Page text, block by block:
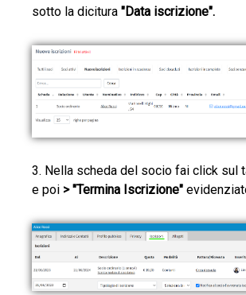
sotto la dicitura "Data iscrizione".
3. Nella scheda del socio fai click sul
e poi > "Termina Iscrizione"